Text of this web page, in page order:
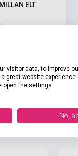
ELT
visitor data, to improve
great website
open the settings.
No,